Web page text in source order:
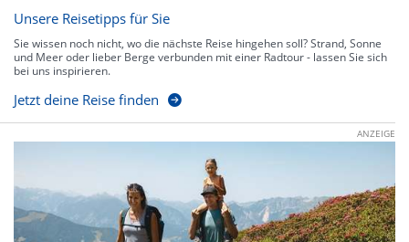
Unsere Reisetipps für Sie
Sie wissen noch nicht, wo die nächste Reise hingehen soll? Strand, Sonne
und Meer oder lieber Berge verbunden mit einer Radtour - lassen Sie sich
bei uns inspirieren.
Jetzt deine Reise finden
ANZEIGE